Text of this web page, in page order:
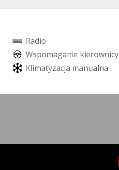
Radio
Wspomaganie kierownicy
Klimatyzacja manualna